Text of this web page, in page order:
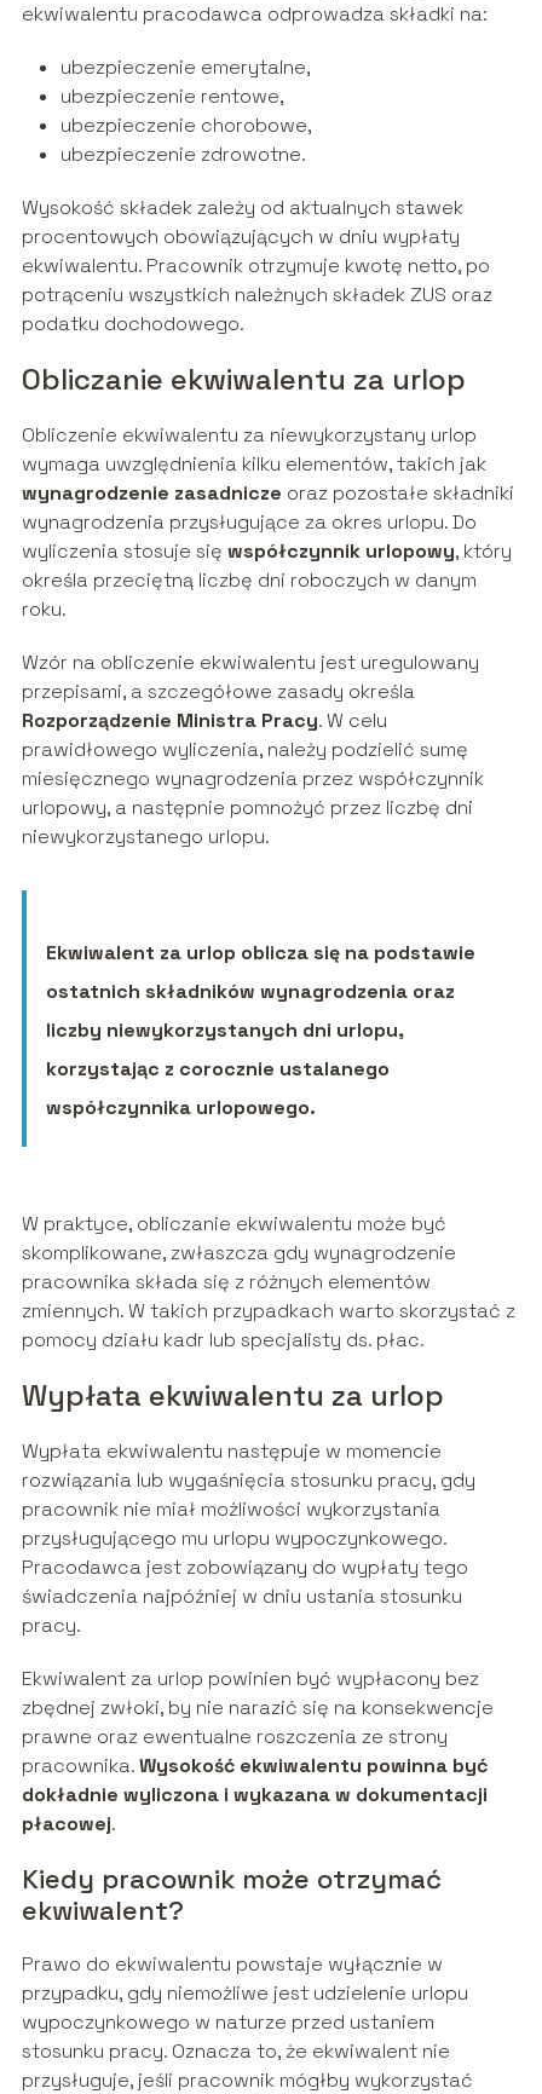
ekwiwalentu pracodawca odprowadza składki na:
ubezpieczenie emerytalne,
ubezpieczenie rentowe,
ubezpieczenie chorobowe,
ubezpieczenie zdrowotne.
Wysokość składek zależy od aktualnych stawek
procentowych obowiązujących w dniu wypłaty
ekwiwalentu. Pracownik otrzymuje kwotę netto, po
potrąceniu wszystkich należnych składek ZUS oraz
podatku dochodowego.
Obliczanie ekwiwalentu za urlop
Obliczenie ekwiwalentu za niewykorzystany urlop
wymaga uwzględnienia kilku elementów, takich jak
wynagrodzenie zasadnicze oraz pozostałe składniki
wynagrodzenia przysługujące za okres urlopu. Do
wyliczenia stosuje się współczynnik urlopowy, który
określa przeciętną liczbę dni roboczych w danym
roku.
Wzór na obliczenie ekwiwalentu jest uregulowany
przepisami, a szczegółowe zasady określa
Rozporządzenie Ministra Pracy. W celu
prawidłowego wyliczenia, należy podzielić sumę
miesięcznego wynagrodzenia przez współczynnik
urlopowy, a następnie pomnożyć przez liczbę dni
niewykorzystanego urlopu.
Ekwiwalent za urlop oblicza się na podstawie
ostatnich składników wynagrodzenia oraz
liczby niewykorzystanych dni urlopu,
korzystając z corocznie ustalanego
współczynnika urlopowego.
W praktyce, obliczanie ekwiwalentu może być
skomplikowane, zwłaszcza gdy wynagrodzenie
pracownika składa się z różnych elementów
zmiennych. W takich przypadkach warto skorzystać z
pomocy działu kadr lub specjalisty ds. płac.
Wypłata ekwiwalentu za urlop
Wypłata ekwiwalentu następuje w momencie
rozwiązania lub wygaśnięcia stosunku pracy, gdy
pracownik nie miał możliwości wykorzystania
przysługującego mu urlopu wypoczynkowego.
Pracodawca jest zobowiązany do wypłaty tego
świadczenia najpóźniej w dniu ustania stosunku
pracy.
Ekwiwalent za urlop powinien być wypłacony bez
zbędnej zwłoki, by nie narazić się na konsekwencje
prawne oraz ewentualne roszczenia ze strony
pracownika.Wysokość ekwiwalentu powinna być
dokładnie wyliczona i wykazana w dokumentacji
płacowej.
Kiedy pracownik może otrzymać
ekwiwalent?
Prawo do ekwiwalentu powstaje wyłącznie w
przypadku, gdy niemożliwe jest udzielenie urlopu
wypoczynkowego w naturze przed ustaniem
stosunku pracy. Oznacza to, że ekwiwalent nie
przysługuje, jeśli pracownik mógłby wykorzystać